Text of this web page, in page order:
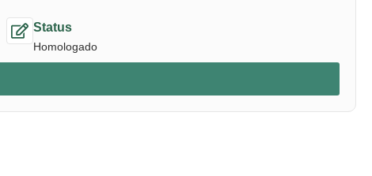
Status
Homologado